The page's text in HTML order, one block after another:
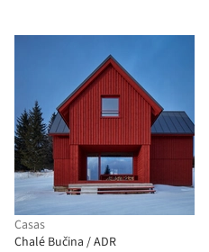
Casas
Chalé Bučina / ADR